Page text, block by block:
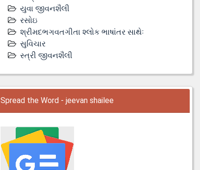
યુવા જીવનશૈલી
રસોઇ
શ્રીમદભગવતગીતા શ્લોક ભાષાંતર સાથેઃ
સુવિચાર
સ્ત્રી જીવનશૈલી
Spread the Word - jeevan shailee